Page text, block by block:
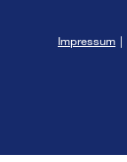
Impressum |